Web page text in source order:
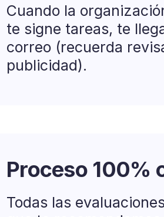
Cuando la
te signe tareas, te
correo (recuerda
publicidad).
Proceso 100%
Todas las